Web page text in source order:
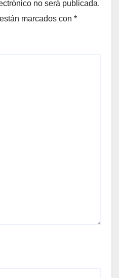
no será publicada.
marcados con *